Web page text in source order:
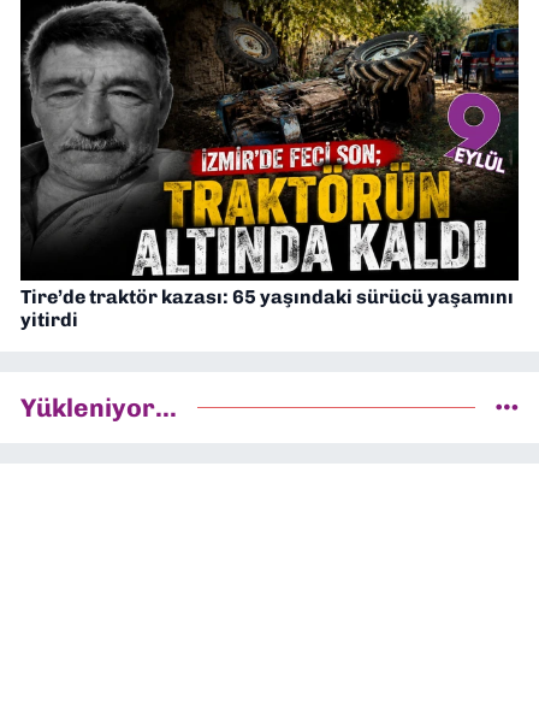
Tire’de traktör kazası: 65 yaşındaki sürücü yaşamını
yitirdi
Yükleniyor...